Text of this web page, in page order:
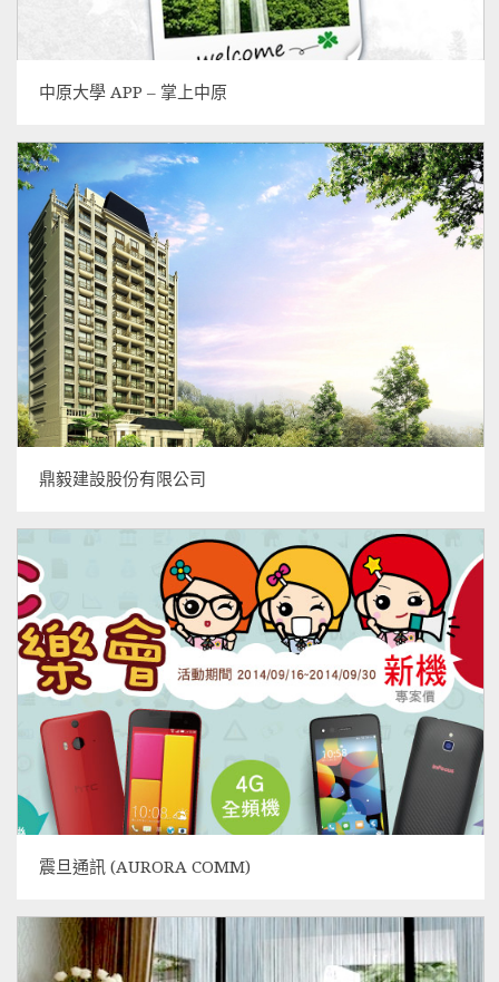
中原大學 APP – 掌上中原
鼎毅建設股份有限公司
震旦通訊 (AURORA COMM)